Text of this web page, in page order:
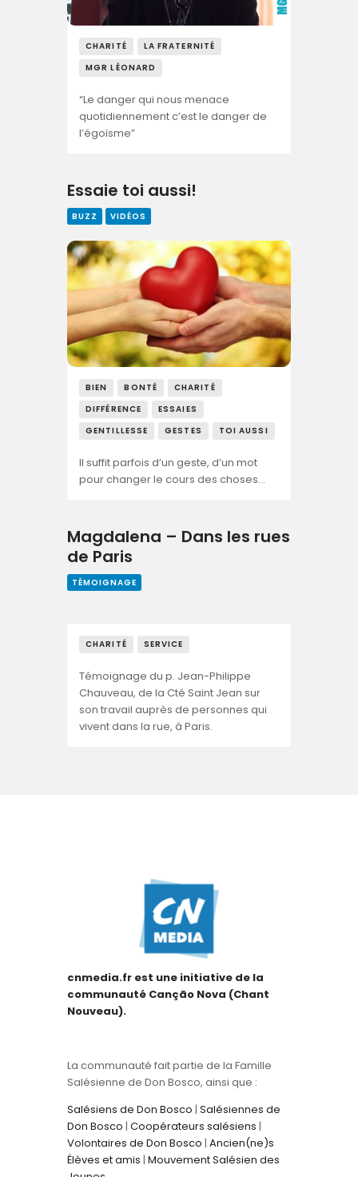
CHARITÉ
LA FRATERNITÉ
MGR LÉONARD
“Le danger qui nous menace
quotidiennement c’est le danger de
l’égoïsme”
Essaie toi aussi!
BUZZ VIDÉOS
BIEN BONTÉ
CHARITÉ
DIFFÉRENCE
ESSAIES
GENTILLESSE
GESTES TOI AUSSI
Il suffit parfois d’un geste, d’un mot
pour changer le cours des choses…
Magdalena – Dans les rues
de Paris
TÉMOIGNAGE
CHARITÉ SERVICE
Témoignage du p. Jean-Philippe
Chauveau, de la Cté Saint Jean sur
son travail auprès de personnes qui
vivent dans la rue, à Paris.
cnmedia.fr est une initiative de la
communauté Canção Nova (Chant
Nouveau).
La communauté fait partie de la Famille
Salésienne de Don Bosco, ainsi que :
Salésiens de Don Bosco | Salésiennes de
Don Bosco | Coopérateurs salésiens |
Volontaires de Don Bosco | Ancien(ne)s
Élèves et amis | Mouvement Salésien des